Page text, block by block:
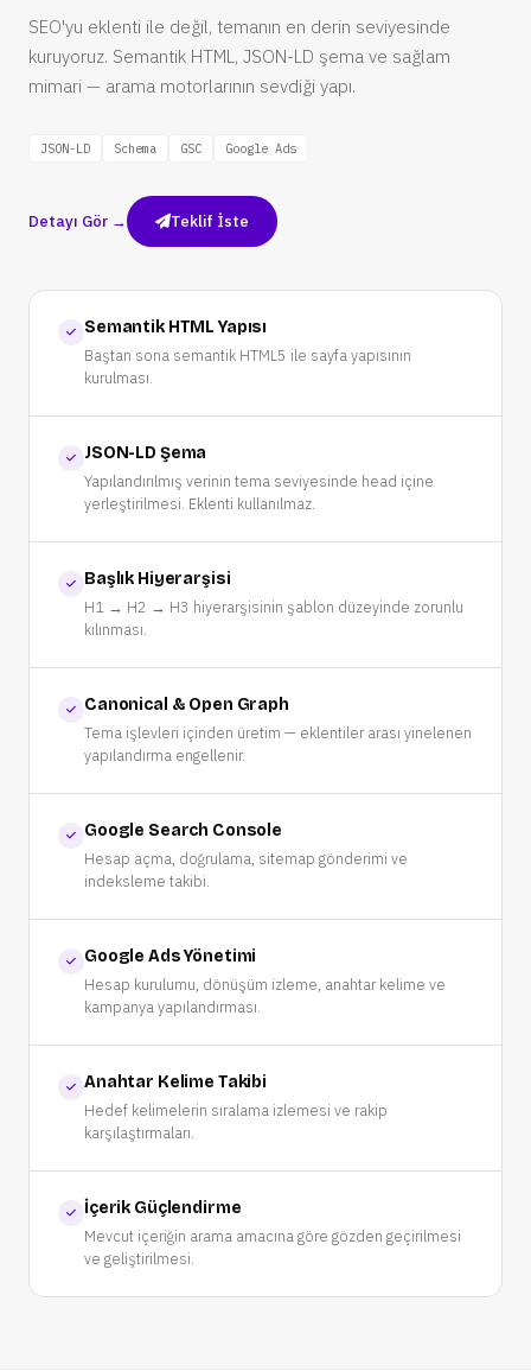
SEO'yu eklenti ile değil, temanın en derin seviyesinde
kuruyoruz. Semantik HTML, JSON-LD şema ve sağlam
mimari — arama motorlarının sevdiği yapı.
JSON-LD Schema GSC Google Ads
Detayı Gör → Teklif İste
Semantik HTML Yapısı
Baştan sona semantik HTML5 ile sayfa yapısının
kurulması.
JSON-LD Şema
Yapılandırılmış verinin tema seviyesinde head içine
yerleştirilmesi. Eklenti kullanılmaz.
Başlık Hiyerarşisi
H1 → H2 → H3 hiyerarşisinin şablon düzeyinde zorunlu
kılınması.
Canonical & Open Graph
Tema işlevleri içinden üretim — eklentiler arası yinelenen
yapılandırma engellenir.
Google Search Console
Hesap açma, doğrulama, sitemap gönderimi ve
indeksleme takibi.
Google Ads Yönetimi
Hesap kurulumu, dönüşüm izleme, anahtar kelime ve
kampanya yapılandırması.
Anahtar Kelime Takibi
Hedef kelimelerin sıralama izlemesi ve rakip
karşılaştırmaları.
İçerik Güçlendirme
Mevcut içeriğin arama amacına göre gözden geçirilmesi
ve geliştirilmesi.